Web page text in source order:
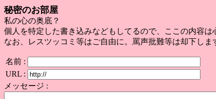
秘密のお部屋
私の心の奥底？
個人を特定した書き込みなどもしてるので、ここの内容は
なお、レスツッコミ等はご自由に。罵声批難等は却下しま
名前 :
URL :
メッセージ :